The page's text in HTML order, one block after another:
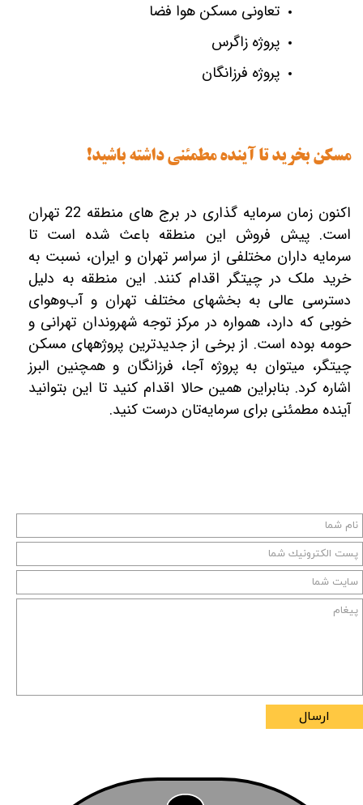
تعاونی مسکن هوا فضا
پروژه زاگرس
پروژه فرزانگان
مسکن بخرید تا آینده مطمئنی داشته باشید!
اکنون زمان سرمایه‎ گذاری در برج های منطقه 22 تهران
است. پیش فروش این منطقه باعث شده است تا
سرمایه‎ داران مختلفی از سراسر تهران و ایران، نسبت به
خرید ملک در چیتگر اقدام کنند. این منطقه به دلیل
دسترسی عالی به بخش‎های مختلف تهران و آب‌وهوای
خوبی که دارد، همواره در مرکز توجه شهروندان تهرانی و
حومه بوده است. از برخی از جدیدترین پروژه‎های مسکن
چیتگر، می‎توان به پروژه آجا، فرزانگان و همچنین البرز
اشاره کرد. بنابراین همین حالا اقدام کنید تا این بتوانید
آینده مطمئنی برای سرمایه‌تان درست کنید.
ارسال